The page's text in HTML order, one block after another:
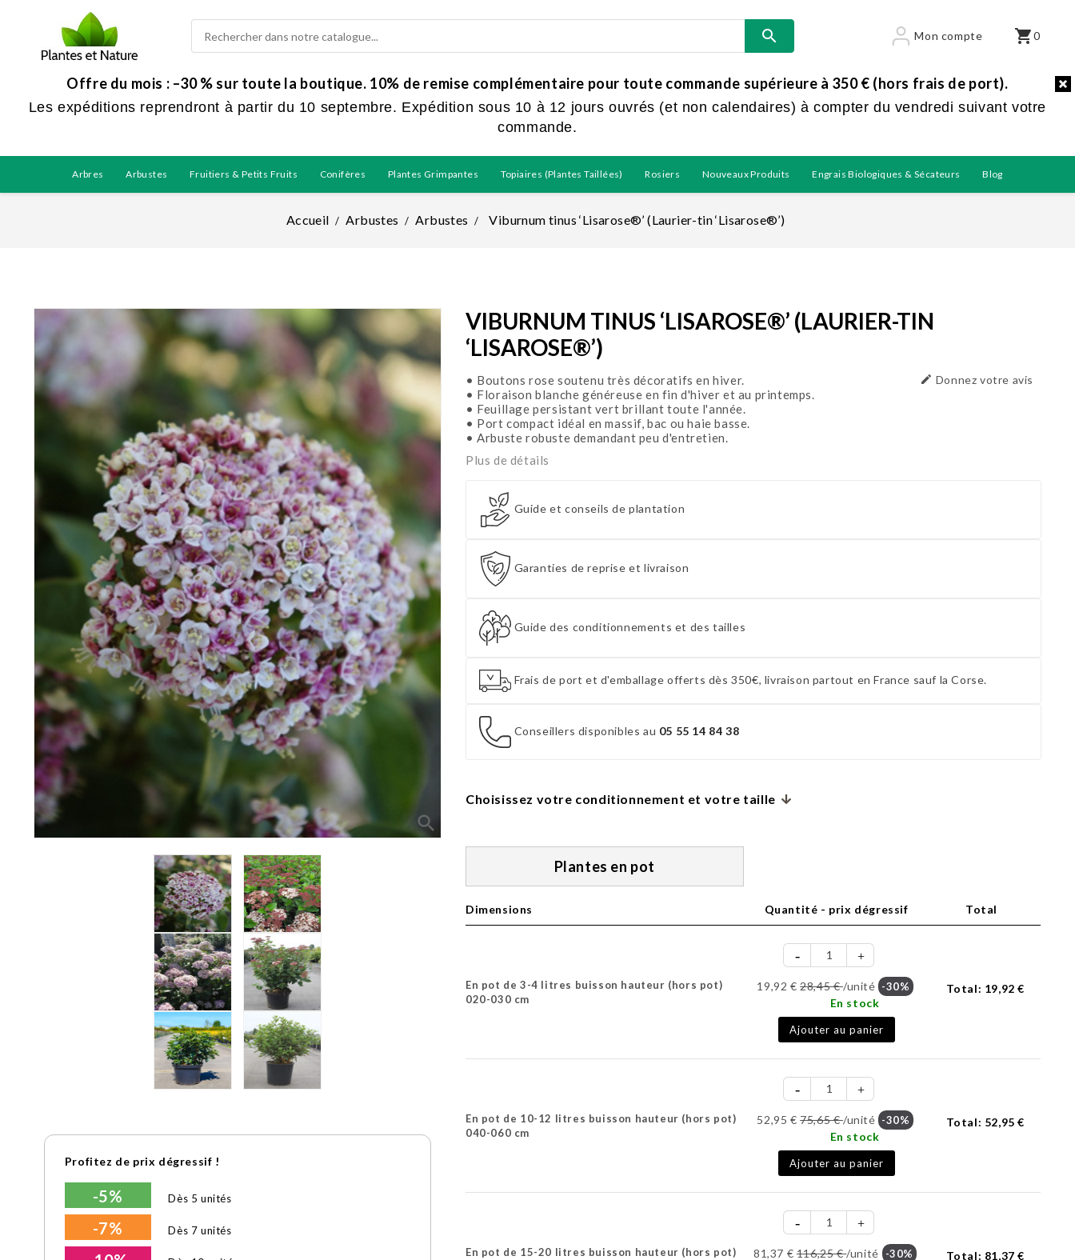
Offre du mois : –30 % sur toute la boutique. 10% de remise complémentaire pour toute commande supérieure à 350 € (hors frais de port).
Les expéditions reprendront à partir du 10 septembre. Expédition sous 10 à 12 jours ouvrés (et non calendaires) à compter du vendredi suivant votre
commande.
 Mon compte shopping_cart0
Arbres Arbustes Fruitiers & Petits Fruits Conifères Plantes Grimpantes Topiaires (plantes Taillées) Rosiers Nouveaux Produits Engrais Biologiques & Sécateurs Blog
Accueil Arbustes Arbustes Viburnum tinus ‘Lisarose®’ (Laurier-tin ‘Lisarose®’)
search
Profitez de prix dégressif !
-5% Dès 5 unités
-7% Dès 7 unités
VIBURNUM TINUS ‘LISAROSE®’ (LAURIER-TIN
‘LISAROSE®’)
 Donnez votre avis
• Boutons rose soutenu très décoratifs en hiver.
• Floraison blanche généreuse en fin d'hiver et au printemps.
• Feuillage persistant vert brillant toute l'année.
• Port compact idéal en massif, bac ou haie basse.
• Arbuste robuste demandant peu d'entretien.
Plus de détails
Guide et conseils de plantation
Garanties de reprise et livraison
Guide des conditionnements et des tailles
Frais de port et d'emballage offerts dès 350€, livraison partout en France sauf la Corse.
Conseillers disponibles au 05 55 14 84 38
Choisissez votre conditionnement et votre taille
Plantes en pot
Dimensions Quantité - prix dégressif Total
En pot de 3-4 litres buisson hauteur (hors pot)
020-030 cm
19,92 €28,45 €/unité -30%
En stock
Ajouter au panier
Total: 19,92 €
En pot de 10-12 litres buisson hauteur (hors pot)
040-060 cm
52,95 €75,65 €/unité -30%
En stock
Ajouter au panier
Total: 52,95 €
En pot de 15-20 litres buisson hauteur (hors pot)
81,37 € 116,25 €/unité -30% Total: 81,37 €